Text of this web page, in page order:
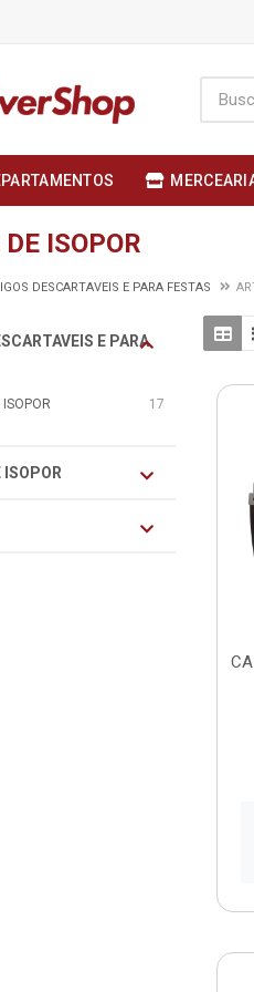
ISOPOR
DESCARTAVEIS E PARA FESTAS
E PARA
17
ISOPOR